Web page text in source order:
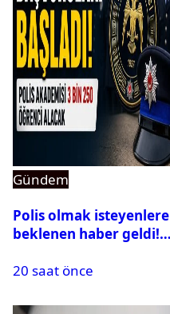
Gündem
Polis olmak isteyenlere
beklenen haber geldi!
20 saat önce